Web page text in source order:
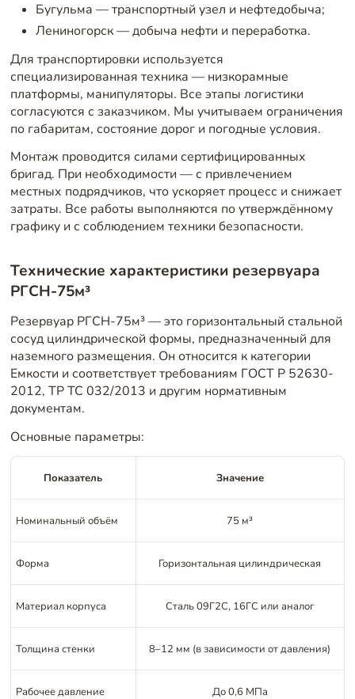
Бугульма — транспортный узел и нефтедобыча;
Лениногорск — добыча нефти и переработка.
Для транспортировки используется
специализированная техника — низкорамные
платформы, манипуляторы. Все этапы логистики
согласуются с заказчиком. Мы учитываем ограничения
по габаритам, состояние дорог и погодные условия.
Монтаж проводится силами сертифицированных
бригад. При необходимости — с привлечением
местных подрядчиков, что ускоряет процесс и снижает
затраты. Все работы выполняются по утверждённому
графику и с соблюдением техники безопасности.
Технические характеристики резервуара
РГСН-75м³
Резервуар РГСН-75м³ — это горизонтальный стальной
сосуд цилиндрической формы, предназначенный для
наземного размещения. Он относится к категории
Емкости и соответствует требованиям ГОСТ Р 52630-
2012, ТР ТС 032/2013 и другим нормативным
документам.
Основные параметры:
Показатель Значение
Номинальный объём 75 м³
Форма Горизонтальная цилиндрическая
Материал корпуса Сталь 09Г2С, 16ГС или аналог
Толщина стенки 8–12 мм (в зависимости от давления)
Рабочее давление До 0,6 МПа